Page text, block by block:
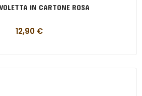
IN CARTONE ROSA
12,90 €